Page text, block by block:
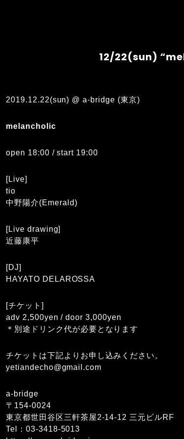
12/22(sun)
2019.12.22(sun) @ a-bridge (東京)
melancholic
open 18:00 / start 19:00
[Live]
tio
中野陽介(Emerald)
[Live drawing]
近藤康平
[DJ]
HAYATO DELAROSSA
[チケット]
adv 2,500yen / door 3,000yen
＊別途ドリンク代が必要となります
チケットは下記よりお申し込みください。
yetiandecho@gmail.com
a-bridge
〒154-0024
東京都世田谷区三軒茶屋2-14-12 三元ビルRF
Tel： 03-3418-5013